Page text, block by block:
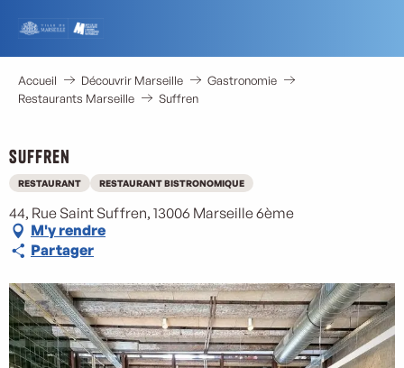
contenu
principal
Accueil Découvrir Marseille
Gastronomie
Restaurants Marseille
Suffren
Suffren
RESTAURANT RESTAURANT BISTRONOMIQUE
44, Rue Saint Suffren, 13006 Marseille 6ème
M'y rendre
Partager